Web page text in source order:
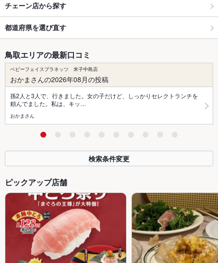
チェーン店から探す
都道府県を選び直す
鳥取エリアの最新口コミ
ベビーフェイスプラネッツ 米子中島店
おかまさんの2026年08月の投稿
孫2人と3人で、行きました。女の子だけど、しっかりセレクトランチを
頼んでました。私は、キッ…
おかまさん
検索条件変更
ピックアップ店舗